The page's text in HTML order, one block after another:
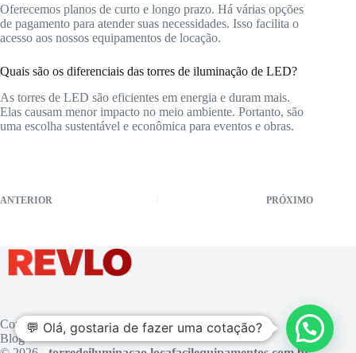
Oferecemos planos de curto e longo prazo. Há várias opções
de pagamento para atender suas necessidades. Isso facilita o
acesso aos nossos equipamentos de locação.
Quais são os diferenciais das torres de iluminação de LED?
As torres de LED são eficientes em energia e duram mais.
Elas causam menor impacto no meio ambiente. Portanto, são
uma escolha sustentável e econômica para eventos e obras.
ANTERIOR PRÓXIMO
Contato
Blog
💬 Olá, gostaria de fazer uma cotação?